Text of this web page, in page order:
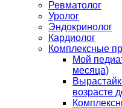
Ревматолог
Уролог
Эндокринолог
Кардиолог
Комплексные
Мой
месяца)
возрасте